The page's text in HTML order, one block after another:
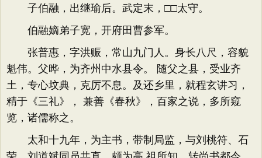
子伯融，出继瑜后。武定末，□□太守。
伯融嫡弟子宽，开府田曹参军。
张普惠，字洪赈，常山九门人。身长八尺，容貌
魁伟。父晔，为齐州中水县令。 随父之县，受业齐
土，专心坟典，克厉不息。及还乡里，就程玄讲习，
精于《三礼》， 兼善《春秋》，百家之说，多所窥
览，诸儒称之。
太和十九年，为主书，带制局监，与刘桃符、石